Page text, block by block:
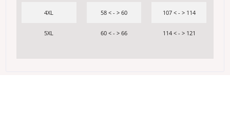
4XL
5XL
58 < - > 60
60 < - > 66
107 < - > 114
114 < - > 121